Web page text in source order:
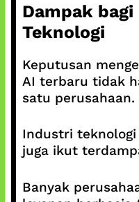
Dampak
Teknologi
Keputusan
AI terbaru tidak
satu perusahaan.
Industri
juga ikut
Banyak